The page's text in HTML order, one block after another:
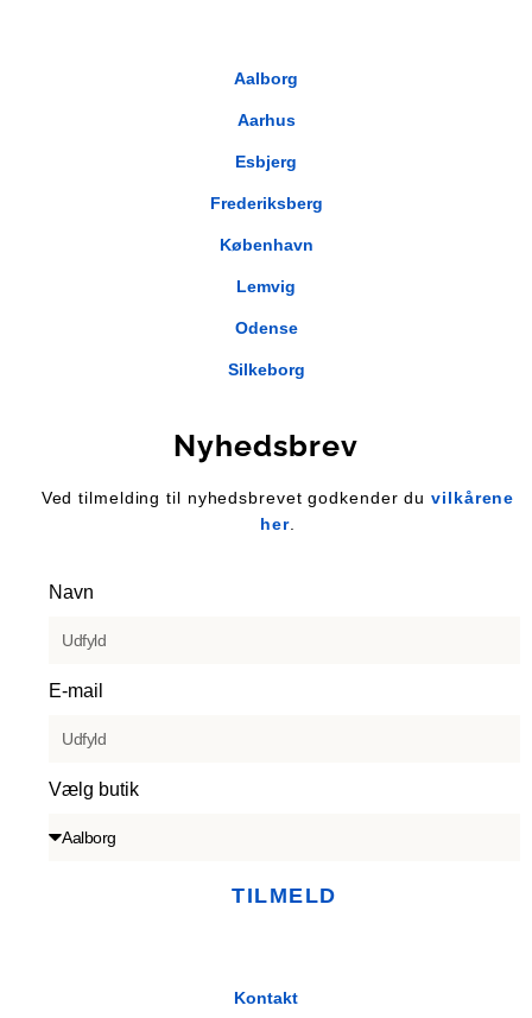
Aalborg
Aarhus
Esbjerg
Frederiksberg
København
Lemvig
Odense
Silkeborg
Nyhedsbrev
Ved tilmelding til nyhedsbrevet godkender duvilkårene
her.
Navn
E-mail
Vælg butik
TILMELD
Kontakt